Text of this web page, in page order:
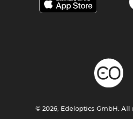
© 2026, Edeloptics GmbH. All